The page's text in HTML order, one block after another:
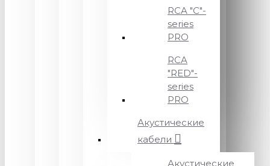
RCA "C"-
series
PRO
RCA
"RED"-
series
PRO
Акустические
кабели
Акустические